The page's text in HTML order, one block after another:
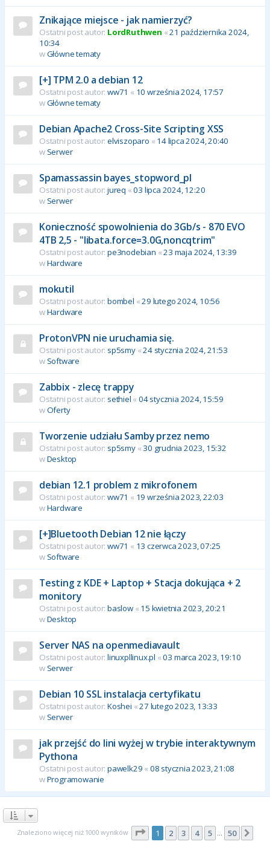
Znikające miejsce - jak namierzyć?
Ostatni post autor: LordRuthwen «21 października 2024,
10:34
wGłówne tematy
[+] TPM 2.0 a debian 12
Ostatni post autor: ww71 « 10 września 2024, 17:57
wGłówne tematy
Debian Apache2 Cross-Site Scripting XSS
Ostatni post autor: elviszoparo « 14 lipca 2024, 20:40
w Serwer
Spamassassin bayes_stopword_pl
Ostatni post autor: jureq «03 lipca 2024, 12:20
w Serwer
Konieczność spowolnienia do 3Gb/s - 870 EVO
4TB 2,5 - "libata.force=3.0G,noncqtrim"
Ostatni post autor: pe3nodebian «23 maja 2024, 13:39
wHardware
mokutil
Ostatni post autor: bombel «29 lutego 2024, 10:56
wHardware
ProtonVPN nie uruchamia się.
Ostatni post autor: sp5smy«24 stycznia 2024, 21:53
w Software
Zabbix - zlecę trappy
Ostatni post autor: sethiel «04 stycznia 2024, 15:59
wOferty
Tworzenie udziału Samby przez nemo
Ostatni post autor: sp5smy« 30 grudnia 2023, 15:32
wDesktop
debian 12.1 problem z mikrofonem
Ostatni post autor: ww71 « 19 września 2023, 22:03
wHardware
[+]Bluetooth Debian 12 nie łączy
Ostatni post autor: ww71 « 13 czerwca 2023, 07:25
w Software
Testing z KDE + Laptop + Stacja dokująca + 2
monitory
Ostatni post autor: baslow« 15 kwietnia 2023, 20:21
wDesktop
Server NAS na openmediavault
Ostatni post autor: linuxpllinux.pl «03 marca 2023, 19:10
w Serwer
Debian 10 SSL instalacja certyfikatu
Ostatni post autor: Koshei «27 lutego 2023, 13:33
w Serwer
jak przejść do lini wyżej w trybie interaktywnym
Pythona
Ostatni post autor: pawelk29 « 08 stycznia 2023, 21:08
wProgramowanie
Znaleziono więcej niż 1000 wyników Strona z50
1 2 3 4 5 … 50